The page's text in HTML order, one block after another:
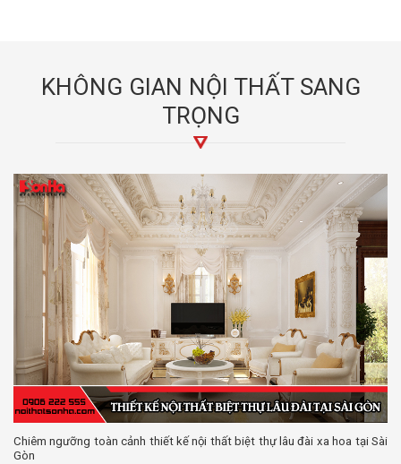
KHÔNG GIAN NỘI THẤT SANG
TRỌNG
Chiêm ngưỡng toàn cảnh thiết kế nội thất biệt thự lâu đài xa hoa tại Sài
Gòn